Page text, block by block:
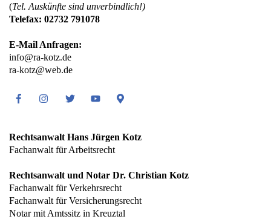
(Tel. Auskünfte sind unverbindlich!)
Telefax: 02732 791078
E-Mail Anfragen:
info@ra-kotz.de
ra-kotz@web.de
FacebookInstagramTwitter Youtube Google
Rechtsanwalt Hans Jürgen Kotz
Fachanwalt für Arbeitsrecht
Rechtsanwalt und Notar Dr. Christian Kotz
Fachanwalt für Verkehrsrecht
Fachanwalt für Versicherungsrecht
Notar mit Amtssitz in Kreuztal